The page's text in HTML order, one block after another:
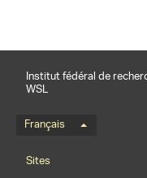
Institut fédéral de
WSL
Menu de
Français
Sites